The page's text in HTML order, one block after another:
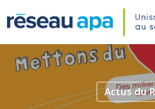
to
main
content
Actus du